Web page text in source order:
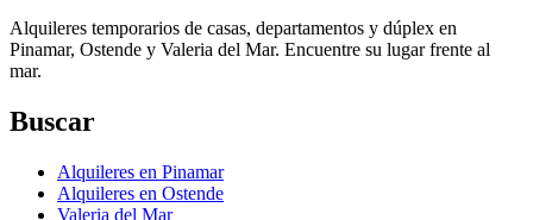
Alquileres temporarios de casas, departamentos y dúplex en
Pinamar, Ostende y Valeria del Mar. Encuentre su lugar frente al
mar.
Buscar
Alquileres en Pinamar
Alquileres en Ostende
Valeria del Mar